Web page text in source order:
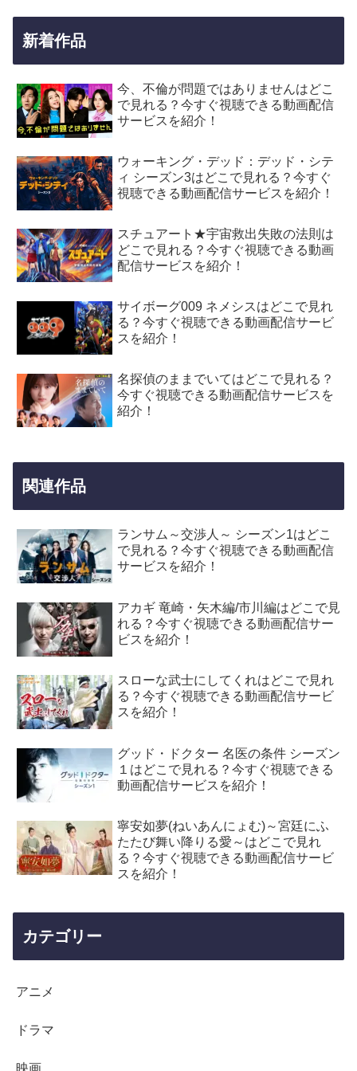
新着作品
今、不倫が問題ではありませんはどこ
で見れる？今すぐ視聴できる動画配信
サービスを紹介！
ウォーキング・デッド：デッド・シテ
ィ シーズン3はどこで見れる？今すぐ
視聴できる動画配信サービスを紹介！
スチュアート★宇宙救出失敗の法則は
どこで見れる？今すぐ視聴できる動画
配信サービスを紹介！
サイボーグ009 ネメシスはどこで見れ
る？今すぐ視聴できる動画配信サービ
スを紹介！
名探偵のままでいてはどこで見れる？
今すぐ視聴できる動画配信サービスを
紹介！
関連作品
ランサム～交渉人～ シーズン1はどこ
で見れる？今すぐ視聴できる動画配信
サービスを紹介！
アカギ 竜崎・矢木編/市川編はどこで見
れる？今すぐ視聴できる動画配信サー
ビスを紹介！
スローな武士にしてくれはどこで見れ
る？今すぐ視聴できる動画配信サービ
スを紹介！
グッド・ドクター 名医の条件 シーズン
１はどこで見れる？今すぐ視聴できる
動画配信サービスを紹介！
寧安如夢(ねいあんにょむ)～宮廷にふ
たたび舞い降りる愛～はどこで見れ
る？今すぐ視聴できる動画配信サービ
スを紹介！
カテゴリー
アニメ
ドラマ
映画